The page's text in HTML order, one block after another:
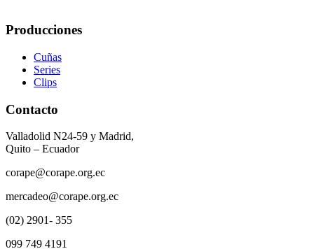
Producciones
Cuñas
Series
Clips
Contacto
Valladolid N24-59 y Madrid,
Quito – Ecuador
corape@corape.org.ec
mercadeo@corape.org.ec
(02) 2901- 355
099 749 4191